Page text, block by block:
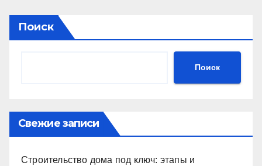
Поиск
Поиск
Свежие записи
Строительство дома под ключ: этапы и